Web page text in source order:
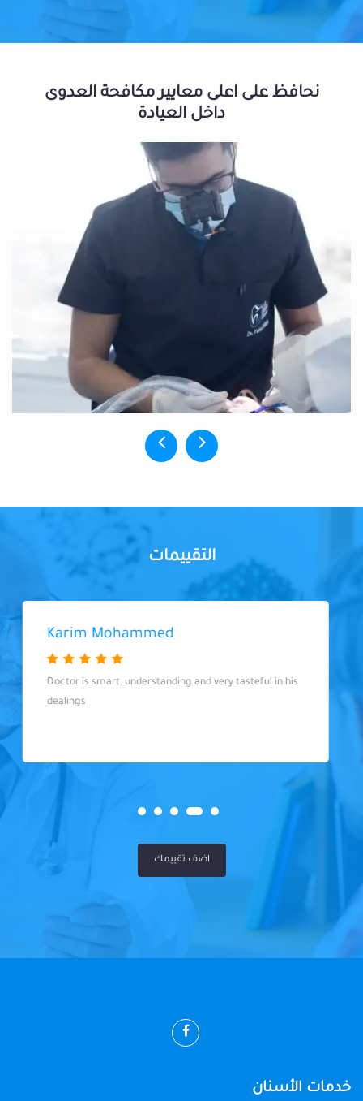
نحافظ على اعلى معايير مكافحة العدوى
داخل العيادة
التقييمات
Karim Mohammed
Doctor is smart, understanding and very tasteful in his
dealings
اضف تقييمك
خدمات الأسنان